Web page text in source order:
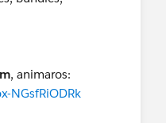
- Español *
*
ES, animaros:
NGsfRiODRk